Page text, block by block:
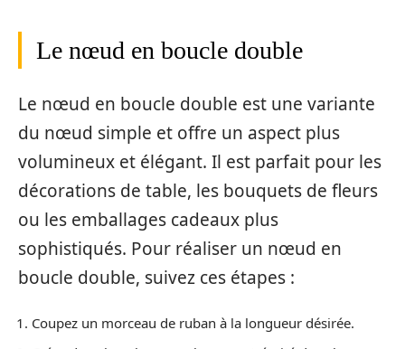
Le nœud en boucle double
Le nœud en boucle double est une variante
du nœud simple et offre un aspect plus
volumineux et élégant. Il est parfait pour les
décorations de table, les bouquets de fleurs
ou les emballages cadeaux plus
sophistiqués. Pour réaliser un nœud en
boucle double, suivez ces étapes :
Coupez un morceau de ruban à la longueur désirée.